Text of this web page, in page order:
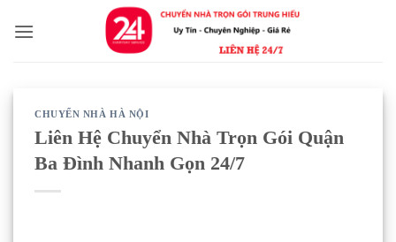
qua
CHUYỂN NHÀ HÀ NỘI
Liên Hệ Chuyển Nhà Trọn Gói Quận
Ba Đình Nhanh Gọn 24/7